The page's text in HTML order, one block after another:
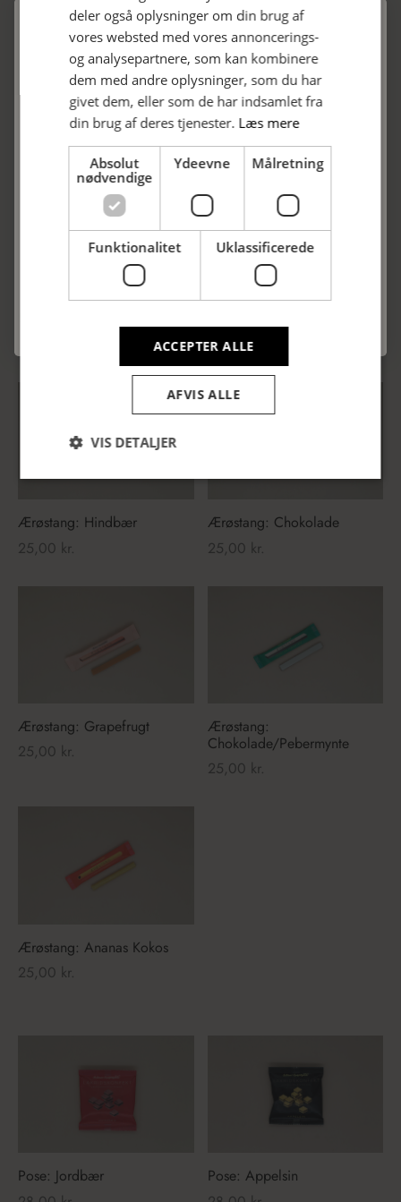
Gul Æske
kr.
Brun Æske
85,00
25,00kr.
Ærøstang: Hindbær
25,00 kr.
Ærøstang: Chokolade
25,00 kr.
Ærøstang: Grapefrugt
25,00 kr.
Ærøstang:
Chokolade/Pebermynte
25,00 kr.
Ærøstang: Ananas Kokos
25,00 kr.
Pose: Jordbær
Pose: Appelsin
deler også oplysninger om din brug af
vores websted med vores annoncerings-
og analysepartnere, som kan kombinere
dem med andre oplysninger, som du har
givet dem, eller som de har indsamlet fra
din brug af deres tjenester. Læs mere
Absolut
nødvendige
Ydeevne Målretning
Funktionalitet Uklassificerede
ACCEPTER ALLE
AFVIS ALLE
VIS DETALJER
FÅ 10% RABAT
På din første ordre som privatkunde,
når du tilmelder dig vores nyhedsbrev.
Tilmeld nyhedsbrev
Konfektfabrik, som indeholder information om nyheder og produkter. Rabatten